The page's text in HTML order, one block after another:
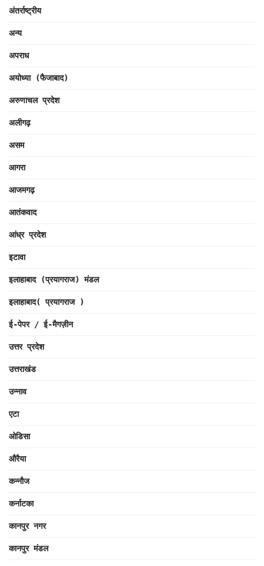
अंतर्राष्ट्रीय
अन्य
अपराध
अयोध्या (फैजाबाद)
अरुणाचल प्रदेश
अलीगढ़
असम
आगरा
आजमगढ़
आतंकवाद
आंध्र प्रदेश
इटावा
इलाहाबाद (प्रयागराज) मंडल
इलाहाबाद( प्रयागराज )
ई-पेपर / ई-मैगज़ीन
उत्तर प्रदेश
उत्तराखंड
उन्नाव
एटा
ओडिसा
औरैया
कन्नौज
कर्नाटका
कानपुर नगर
कानपुर मंडल